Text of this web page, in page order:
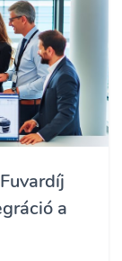
a